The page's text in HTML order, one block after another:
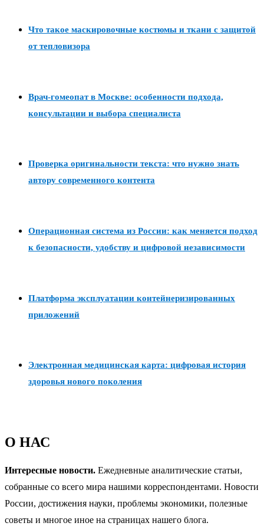
Что такое маскировочные костюмы и ткани с защитой
от тепловизора
Врач-гомеопат в Москве: особенности подхода,
консультации и выбора специалиста
Проверка оригинальности текста: что нужно знать
автору современного контента
Операционная система из России: как меняется подход
к безопасности, удобству и цифровой независимости
Платформа эксплуатации контейнеризированных
приложений
Электронная медицинская карта: цифровая история
здоровья нового поколения
О НАС
Интересные новости. Ежедневные аналитические статьи,
собранные со всего мира нашими корреспондентами. Новости
России, достижения науки, проблемы экономики, полезные
советы и многое иное на страницах нашего блога.